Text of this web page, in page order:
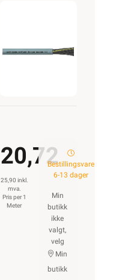
20,72
25,90 inkl.
mva.
Pris per 1
Meter
Bestillingsvare
6-13 dager
Min
butikk
ikke
valgt,
velg
Min
butikk